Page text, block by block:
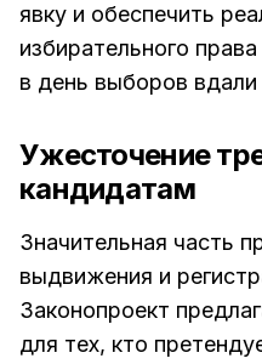
явку и обеспечить
избирательного
в день выборов
Ужесточение
кандидатам
Значительная часть
выдвижения и
Законопроект
для тех, кто